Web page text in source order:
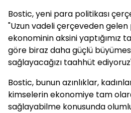
Bostic, yeni para politikası
"Uzun vadeli çerçeveden
ekonominin aksini yaptığımız
göre biraz daha güçlü
sağlayacağızı taahhüt
Bostic, bunun azınlıklar,
kimselerin ekonomiye tam
sağlayabilme konusunda